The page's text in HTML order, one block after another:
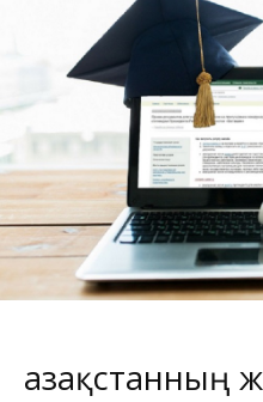
Қазақстанның